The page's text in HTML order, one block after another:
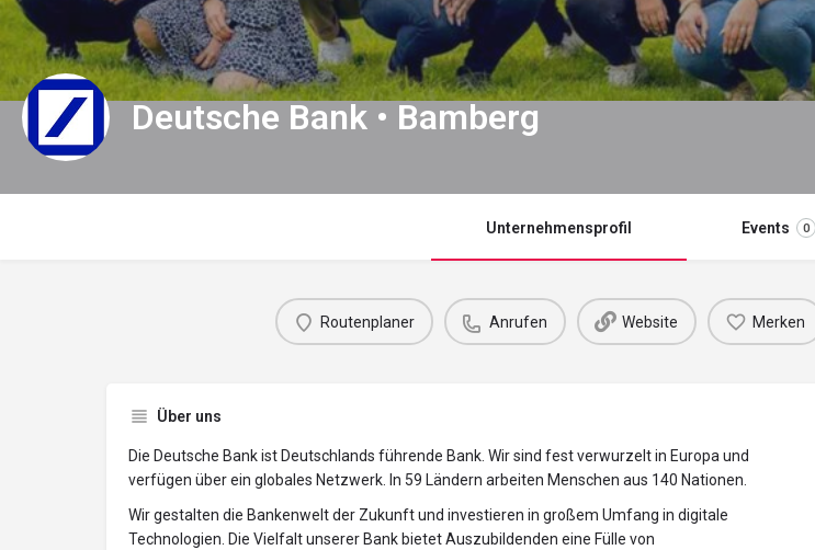
Deutsche Bank • Bamberg
Unternehmensprofil Events 0
Routenplaner Anrufen Website Merken
Über uns
Die Deutsche Bank ist Deutschlands führende Bank. Wir sind fest verwurzelt in Europa und
verfügen über ein globales Netzwerk. In 59 Ländern arbeiten Menschen aus 140 Nationen.
Wir gestalten die Bankenwelt der Zukunft und investieren in großem Umfang in digitale
Technologien. Die Vielfalt unserer Bank bietet Auszubildenden eine Fülle von